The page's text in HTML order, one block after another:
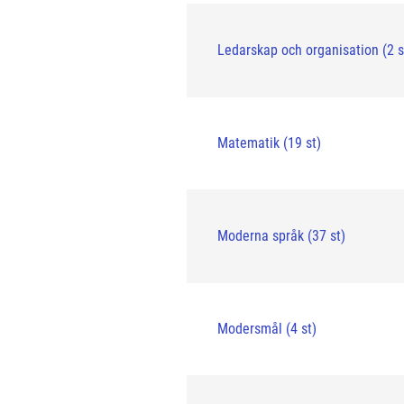
Ledarskap och organisation (2
Matematik (19 st)
Moderna språk (37 st)
Modersmål (4 st)